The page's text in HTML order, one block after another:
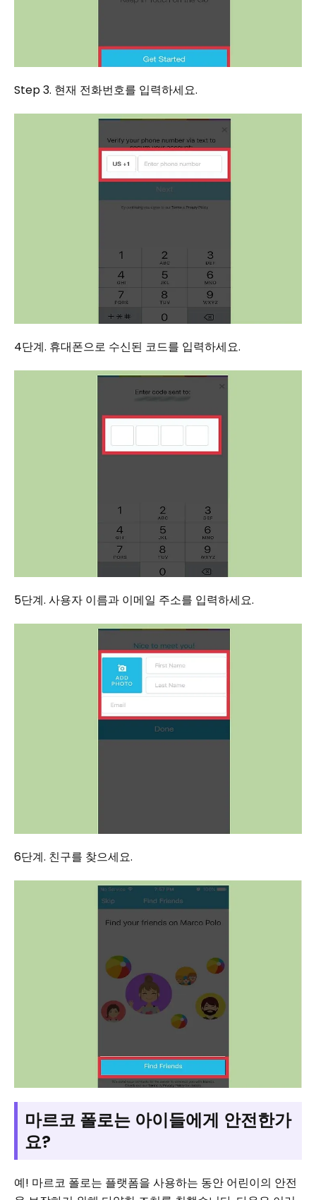
Step 3. 현재 전화번호를 입력하세요.
4단계. 휴대폰으로 수신된 코드를 입력하세요.
5단계. 사용자 이름과 이메일 주소를 입력하세요.
6단계. 친구를 찾으세요.
마르코 폴로는 아이들에게 안전한가
요?
예! 마르코 폴로는 플랫폼을 사용하는 동안 어린이의 안전